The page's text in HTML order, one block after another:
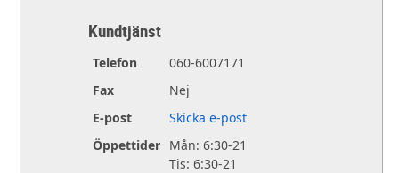
Kundtjänst
Telefon
060-6007171
Fax
Nej
E-post
Skicka e-post
Öppettider Mån: 6:30-21
Tis: 6:30-21